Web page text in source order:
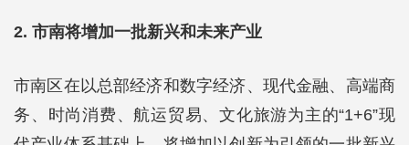
2. 市南将增加一批新兴和未来产业
市南区在以总部经济和数字经济、现代金融、高端商
务、时尚消费、航运贸易、文化旅游为主的“1+6”现